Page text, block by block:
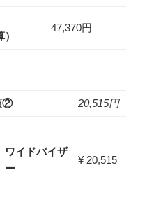
47,370円
② 20,515円
ワイドバイザ
ー
¥ 20,515